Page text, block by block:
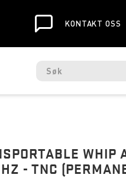
KONTAKT OSS
WHIP
- TNC